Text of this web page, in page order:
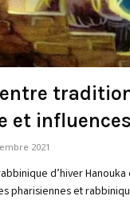
et
2021
d’hiver
pharisiennes et